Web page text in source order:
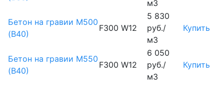
м3
Бетон на гравии М500
(В40)
F300 W12
5 830
руб./
м3
Купить
Бетон на гравии М550
(В40)
F300 W12
6 050
руб./
м3
Купить